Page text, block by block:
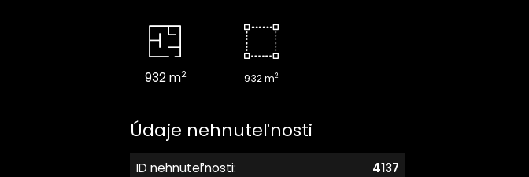
932 m2 932 m2
Údaje nehnuteľnosti
ID nehnuteľnosti:
4137